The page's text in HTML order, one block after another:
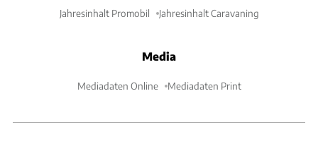
Jahresinhalt Promobil Jahresinhalt Caravaning
Media
Mediadaten Online Mediadaten Print